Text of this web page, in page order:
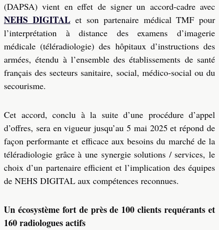
(DAPSA) vient en effet de signer un accord-cadre avec
NEHS DIGITALet son partenaire médical TMF pour
l’interprétation à distance des examens d’imagerie
médicale (téléradiologie) des hôpitaux d’instructions des
armées, étendu à l’ensemble des établissements de santé
français des secteurs sanitaire, social, médico-social ou du
secourisme.
Cet accord, conclu à la suite d’une procédure d’appel
d’offres, sera en vigueur jusqu’au 5 mai 2025 et répond de
façon performante et efficace aux besoins du marché de la
téléradiologie grâce à une synergie solutions / services, le
choix d’un partenaire efficient et l’implication des équipes
de NEHS DIGITAL aux compétences reconnues.
Un écosystème fort de près de 100 clients requérants et
160 radiologues actifs